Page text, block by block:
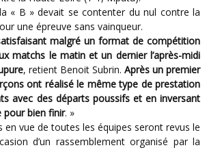
« B » devait se contenter du nul contre la
une épreuve sans vainqueur.
malgré un format de compétition
matchs le matin et un dernier l’après-midi
, retient Benoit Subrin. Après un premier
ont réalisé le même type de prestation
avec des départs poussifs et en inversant
pour bien finir. »
en vue de toutes les équipes seront revus le
d’un rassemblement organisé par la